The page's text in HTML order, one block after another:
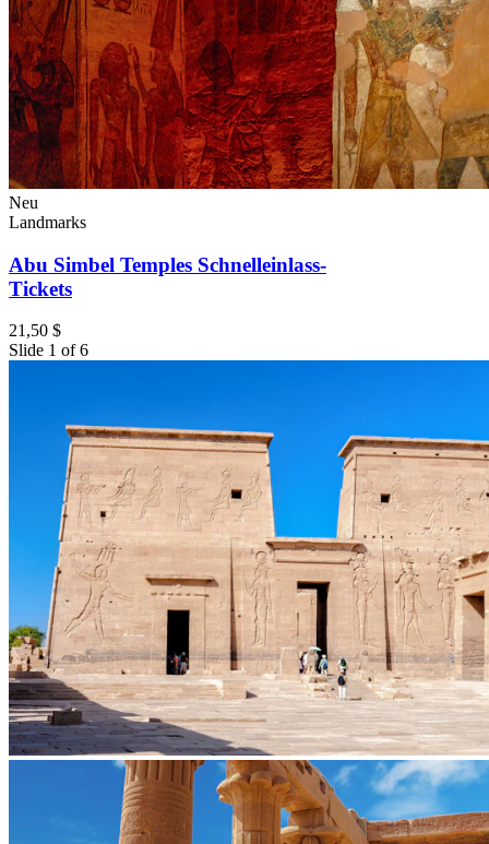
Neu
Landmarks
Abu Simbel Temples Schnelleinlass-
Tickets
21,50 $
Slide 1 of 6